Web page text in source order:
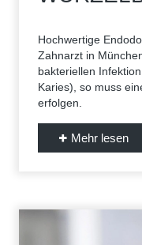
Hochwertige
Zahnarzt in
bakteriellen
Karies), so muss
erfolgen.
Mehr lesen